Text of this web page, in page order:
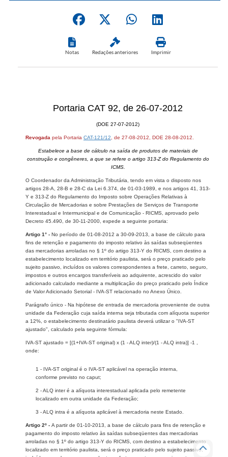
Notas Redações anteriores Imprimir
Portaria CAT 92, de 26-07-2012
(DOE 27-07-2012)
Revogada pela Portaria CAT-121/12 , de 27-08-2012, DOE 28-08-2012.
Estabelece a base de cálculo na saída de produtos de materiais de
construção e congêneres, a que se refere o artigo 313-Z do Regulamento do
ICMS.
O Coordenador da Administração Tributária, tendo em vista o disposto nos
artigos 28-A, 28-B e 28-C da Lei 6.374, de 01-03-1989, e nos artigos 41, 313-
Y e 313-Z do Regulamento do Imposto sobre Operações Relativas à
Circulação de Mercadorias e sobre Prestações de Serviços de Transporte
Interestadual e Intermunicipal e de Comunicação - RICMS, aprovado pelo
Decreto 45.490, de 30-11-2000, expede a seguinte portaria:
Artigo 1° - No período de 01-08-2012 a 30-09-2013, a base de cálculo para
fins de retenção e pagamento do imposto relativo às saídas subseqüentes
das mercadorias arroladas no § 1º do artigo 313-Y do RICMS, com destino a
estabelecimento localizado em território paulista, será o preço praticado pelo
sujeito passivo, incluídos os valores correspondentes a frete, carreto, seguro,
impostos e outros encargos transferíveis ao adquirente, acrescido do valor
adicionado calculado mediante a multiplicação do preço praticado pelo Índice
de Valor Adicionado Setorial - IVA-ST relacionado no Anexo Único.
Parágrafo único - Na hipótese de entrada de mercadoria proveniente de outra
unidade da Federação cuja saída interna seja tributada com alíquota superior
a 12%, o estabelecimento destinatário paulista deverá utilizar o "IVA-ST
ajustado", calculado pela seguinte fórmula:
IVA-ST ajustado = [(1+IVA-ST original) x (1 - ALQ inter)/(1 - ALQ intra)] -1 ,
onde:
1 - IVA-ST original é o IVA-ST aplicável na operação interna,
conforme previsto no caput;
2 - ALQ inter é a alíquota interestadual aplicada pelo remetente
localizado em outra unidade da Federação;
3 - ALQ intra é a alíquota aplicável à mercadoria neste Estado.
Artigo 2º - A partir de 01-10-2013, a base de cálculo para fins de retenção e
pagamento do imposto relativo às saídas subseqüentes das mercadorias
arroladas no § 1º do artigo 313-Y do RICMS, com destino a estabelecimento
localizado em território paulista, será o preço praticado pelo sujeito passivo,